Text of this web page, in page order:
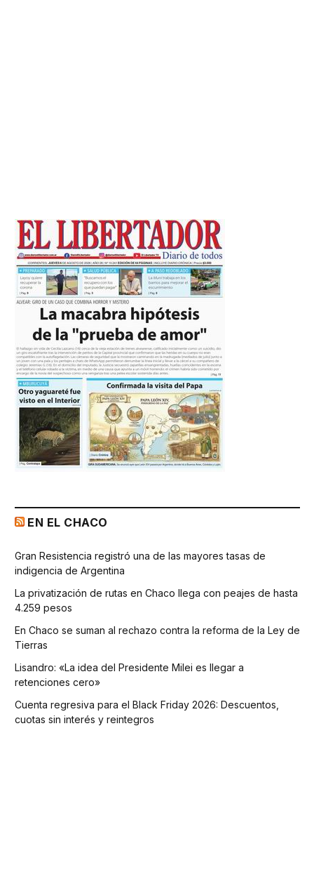
EN EL CHACO
Gran Resistencia registró una de las mayores tasas de
indigencia de Argentina
La privatización de rutas en Chaco llega con peajes de hasta
4.259 pesos
En Chaco se suman al rechazo contra la reforma de la Ley de
Tierras
Lisandro: «La idea del Presidente Milei es llegar a
retenciones cero»
Cuenta regresiva para el Black Friday 2026: Descuentos,
cuotas sin interés y reintegros